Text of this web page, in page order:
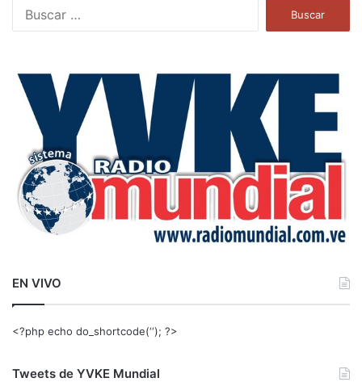
a
EN VIVO
<?php echo do_shortcode(‘‘); ?>
Tweets de YVKE Mundial